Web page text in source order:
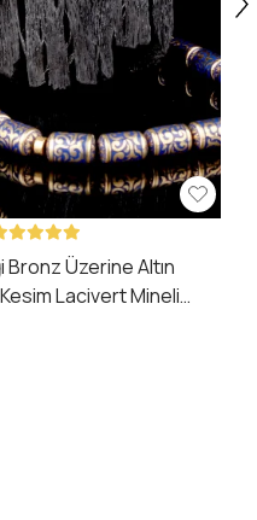
Bronz Üzerine Altın
Lacivert Mineli